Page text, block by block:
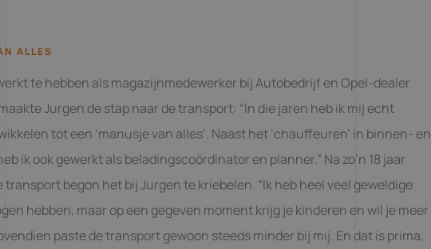
ALLES
te hebben als magazijnmedewerker bij Autobedrijf en Opel-dealer
Jurgen de stap naar de transport: “In die jaren heb ik mij echt
tot een ‘manusje van alles’. Naast het ‘chauffeuren’ in binnen- en
ik ook gewerkt als beladingscoördinator en planner.” Na zo’n 18 jaar
transport begon het bij Jurgen te kriebelen. “Ik heb heel veel geweldige
hebben, maar op een gegeven moment krijg je kinderen en wil je meer
paste de transport gewoon steeds minder bij mij. En dat is prima,